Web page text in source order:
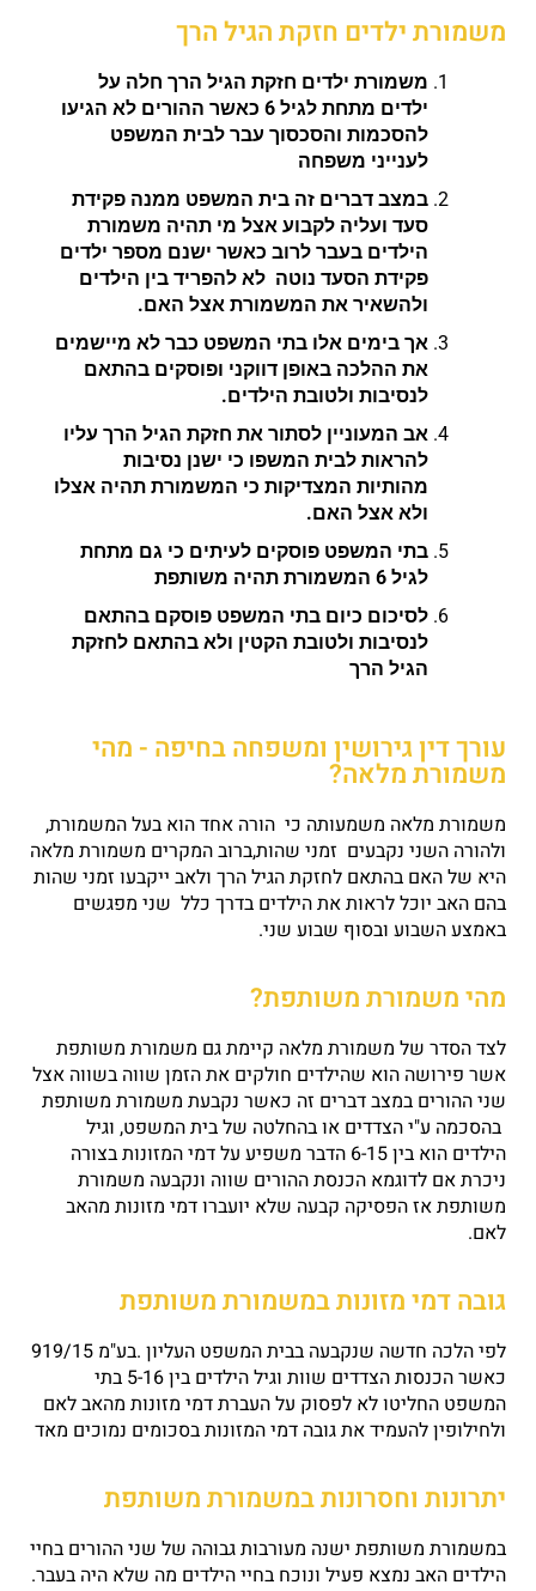
משמורת ילדים חזקת הגיל הרך
משמורת ילדים חזקת הגיל הרך חלה על
ילדים מתחת לגיל 6 כאשר ההורים לא הגיעו
להסכמות והסכסוך עבר לבית המשפט
לענייני משפחה
במצב דברים זה בית המשפט ממנה פקידת
סעד ועליה לקבוע אצל מי תהיה משמורת
הילדים בעבר לרוב כאשר ישנם מספר ילדים
פקידת הסעד נוטה לא להפריד בין הילדים
ולהשאיר את המשמורת אצל האם.
אך בימים אלו בתי המשפט כבר לא מיישמים
את ההלכה באופן דווקני ופוסקים בהתאם
לנסיבות ולטובת הילדים.
אב המעוניין לסתור את חזקת הגיל הרך עליו
להראות לבית המשפו כי ישנן נסיבות
מהותיות המצדיקות כי המשמורת תהיה אצלו
ולא אצל האם.
בתי המשפט פוסקים לעיתים כי גם מתחת
לגיל 6 המשמורת תהיה משותפת
לסיכום כיום בתי המשפט פוסקם בהתאם
לנסיבות ולטובת הקטין ולא בהתאם לחזקת
הגיל הרך
עורך דין גירושין ומשפחה בחיפה - מהי
משמורת מלאה?
משמורת מלאה משמעותה כי הורה אחד הוא בעל המשמורת,
ולהורה השני נקבעים זמני שהות,ברוב המקרים משמורת מלאה
היא של האם בהתאם לחזקת הגיל הרך ולאב ייקבעו זמני שהות
בהם האב יוכל לראות את הילדים בדרך כלל שני מפגשים
באמצע השבוע ובסוף שבוע שני.
מהי משמורת משותפת?
לצד הסדר של משמורת מלאה קיימת גם משמורת משותפת
אשר פירושה הוא שהילדים חולקים את הזמן שווה בשווה אצל
שני ההורים במצב דברים זה כאשר נקבעת משמורת משותפת
בהסכמה ע"י הצדדים או בהחלטה של בית המשפט, וגיל
הילדים הוא בין 6-15 הדבר משפיע על דמי המזונות בצורה
ניכרת אם לדוגמא הכנסת ההורים שווה ונקבעה משמורת
משותפת אז הפסיקה קבעה שלא יועברו דמי מזונות מהאב
לאם.
גובה דמי מזונות במשמורת משותפת
לפי הלכה חדשה שנקבעה בבית המשפט העליון .בע"מ 919/15
כאשר הכנסות הצדדים שוות וגיל הילדים בין 5-16 בתי
המשפט החליטו לא לפסוק על העברת דמי מזונות מהאב לאם
ולחילופין להעמיד את גובה דמי המזונות בסכומים נמוכים מאד
יתרונות וחסרונות במשמורת משותפת
במשמורת משותפת ישנה מעורבות גבוהה של שני ההורים בחיי
הילדים האב נמצא פעיל ונוכח בחיי הילדים מה שלא היה בעבר.